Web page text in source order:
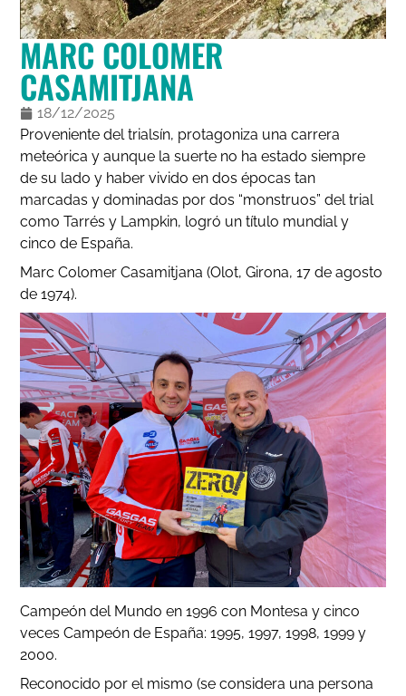
MARC COLOMER
CASAMITJANA
18/12/2025
Proveniente del trialsín, protagoniza una carrera
meteórica y aunque la suerte no ha estado siempre
de su lado y haber vivido en dos épocas tan
marcadas y dominadas por dos “monstruos” del trial
como Tarrés y Lampkin, logró un título mundial y
cinco de España.
Marc Colomer Casamitjana (Olot, Girona, 17 de agosto
de 1974).
Campeón del Mundo en 1996 con Montesa y cinco
veces Campeón de España: 1995, 1997, 1998, 1999 y
2000.
Reconocido por el mismo (se considera una persona